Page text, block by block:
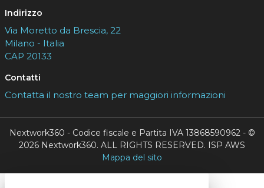
Indirizzo
Via Moretto da Brescia, 22
Milano - Italia
CAP 20133
Contatti
Contatta il nostro team per maggiori informazioni
Nextwork360 - Codice fiscale e Partita IVA 13868590962 - ©
2026 Nextwork360. ALL RIGHTS RESERVED. ISP AWS
Mappa del sito